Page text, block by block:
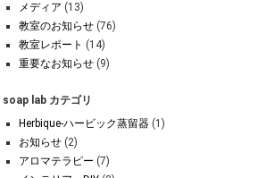
メディア (13)
教室のお知らせ (76)
教室レポート (14)
重要なお知らせ (9)
soap lab カテゴリ
Herbique-ハービック蒸留器 (1)
お知らせ (2)
アロマテラピー (7)